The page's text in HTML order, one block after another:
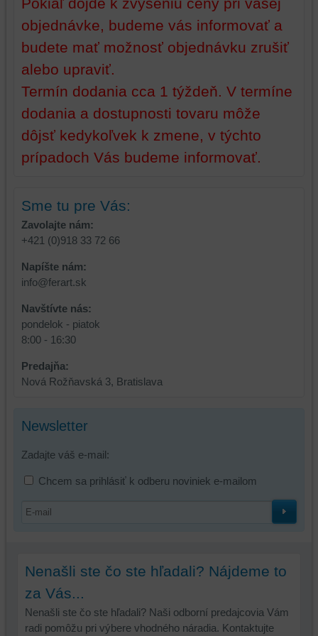
Pokiaľ dôjde k zvýšeniu ceny pri vašej
objednávke, budeme vás informovať a
budete mať možnosť objednávku zrušiť
alebo upraviť.
Termín dodania cca 1 týždeň. V termíne
dodania a dostupnosti tovaru môže
dôjsť kedykoľvek k zmene, v týchto
prípadoch Vás budeme informovať.
Sme tu pre Vás:
Zavolajte nám:
+421 (0)918 33 72 66
Napíšte nám:
info@ferart.sk
Navštívte nás:
pondelok - piatok
8:00 - 16:30
Predajňa:
Nová Rožňavská 3, Bratislava
Newsletter
Zadajte váš e-mail:
Chcem sa prihlásiť k odberu noviniek e-mailom
Nenašli ste čo ste hľadali? Nájdeme to
za Vás...
Nenašli ste čo ste hľadali? Naši odborní predajcovia Vám
radi pomôžu pri výbere vhodného náradia. Kontaktujte
základnej
funkčnosti
platformy,
zážitku
z
prehliadania
a
zabezpečenia.
zlepšujú
váš
zážitok
z
prehliadania,
niektoré
z
vašich
preferencií
bez
ste
mali
používateľský
alebo
bez
používať
skripty
a/alebo
zdroje
tretích
atď.